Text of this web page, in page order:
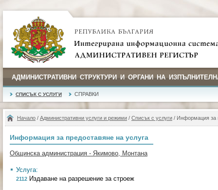
АДМИНИСТРАТИВНИ СТРУКТУРИ И ОРГАНИ НА
СПИСЪК С УСЛУГИ СПРАВКИ
Начало / Административни услуги и режими / Списък с услуги / Информация за
Информация за предоставяне на услуга
Общинска администрация - Якимово, Монтана
Услуга:
2112 Издаване на разрешение за строеж